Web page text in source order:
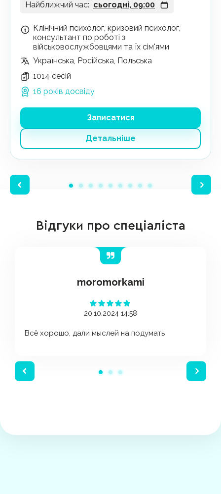
Найближчий час: сьогодні, 09:00
Клінічний психолог, кризовий психолог,
консультант по роботі з
військовослужбовцями та їх сім'ями
Українська, Російська, Польська
1014 сесій
16 років досвіду
Детальніше
Записатися
Відгуки про спеціаліста
moromorkami
20.10.2024 14:58
Всё хорошо, дали мыслей на подумать